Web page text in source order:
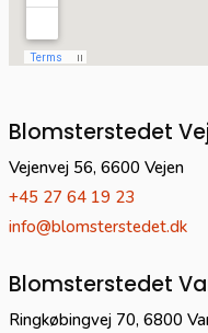
Blomsterstedet
Vejenvej 56, 6600 Vejen
+45 27 64 19 23
info@blomsterstedet.dk
Blomsterstedet
Ringkøbingvej 70, 6800